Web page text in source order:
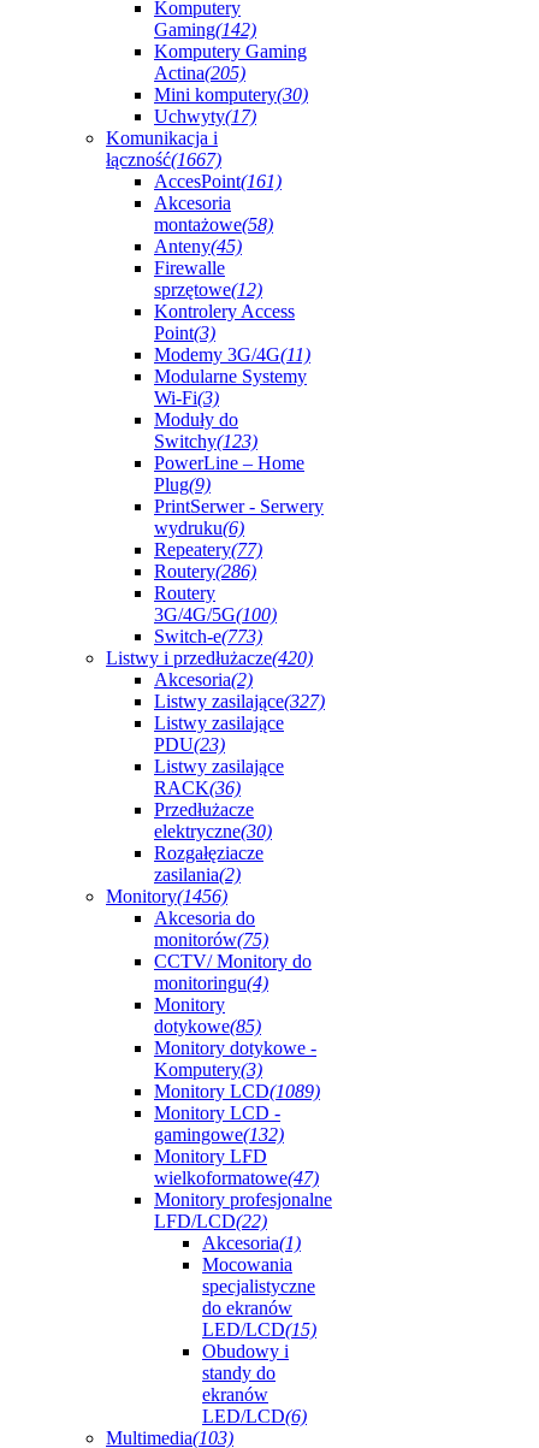
Komputery
Gaming(142)
Komputery Gaming
Actina(205)
Mini komputery(30)
Uchwyty(17)
Komunikacja i
łączność(1667)
AccesPoint(161)
Akcesoria
montażowe(58)
Anteny(45)
Firewalle
sprzętowe(12)
Kontrolery Access
Point(3)
Modemy 3G/4G(11)
Modularne Systemy
Wi-Fi(3)
Moduły do
Switchy(123)
PowerLine – Home
Plug(9)
PrintSerwer - Serwery
wydruku(6)
Repeatery(77)
Routery(286)
Routery
3G/4G/5G(100)
Switch-e(773)
Listwy i przedłużacze(420)
Akcesoria(2)
Listwy zasilające(327)
Listwy zasilające
PDU(23)
Listwy zasilające
RACK(36)
Przedłużacze
elektryczne(30)
Rozgałęziacze
zasilania(2)
Monitory(1456)
Akcesoria do
monitorów(75)
CCTV/ Monitory do
monitoringu(4)
Monitory
dotykowe(85)
Monitory dotykowe -
Komputery(3)
Monitory LCD(1089)
Monitory LCD -
gamingowe(132)
Monitory LFD
wielkoformatowe(47)
Monitory profesjonalne
LFD/LCD(22)
Akcesoria(1)
Mocowania
specjalistyczne
do ekranów
LED/LCD(15)
Obudowy i
standy do
ekranów
LED/LCD(6)
Multimedia(103)